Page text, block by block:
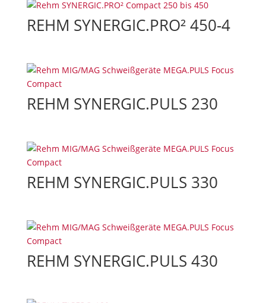
REHM SYNERGIC.PRO² 450-4
REHM SYNERGIC.PULS 230
REHM SYNERGIC.PULS 330
REHM SYNERGIC.PULS 430